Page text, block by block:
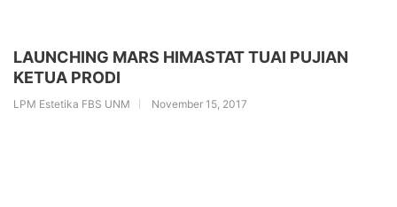
LAUNCHING MARS HIMASTAT TUAI PUJIAN
KETUA PRODI
LPM Estetika FBS UNM November 15, 2017